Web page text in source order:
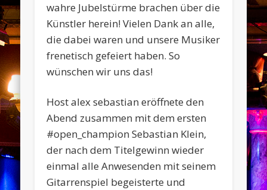
wahre Jubelstürme brachen über die
Künstler herein! Vielen Dank an alle,
die dabei waren und unsere Musiker
frenetisch gefeiert haben. So
wünschen wir uns das!
Host alex sebastian eröffnete den
Abend zusammen mit dem ersten
#open_champion Sebastian Klein,
der nach dem Titelgewinn wieder
einmal alle Anwesenden mit seinem
Gitarrenspiel begeisterte und